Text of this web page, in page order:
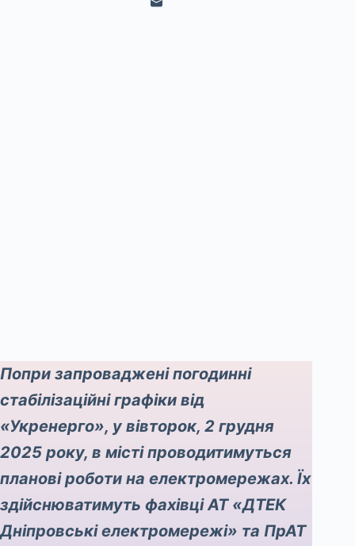
Попри запроваджені погодинні
стабілізаційні графіки від
«Укренерго», у вівторок, 2 грудня
2025 року, в місті проводитимуться
планові роботи на електромережах. Їх
здійснюватимуть фахівці АТ «ДТЕК
Дніпровські електромережі» та ПрАТ